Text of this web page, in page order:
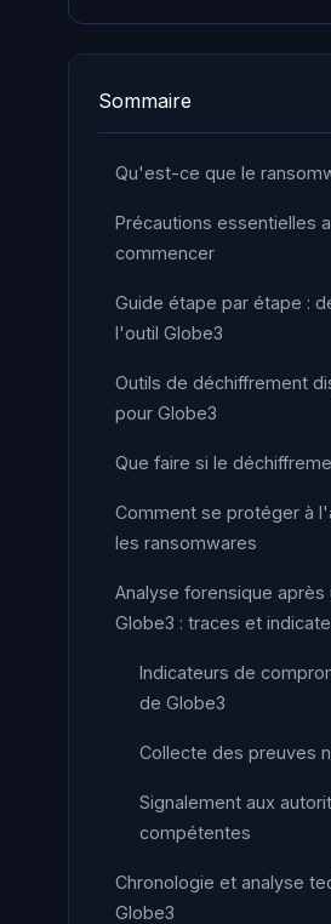
Sommaire
Qu'est-ce que le
Précautions essentielles
commencer
Guide étape par étape :
l'outil Globe3
Outils de déchiffrement
pour Globe3
Que faire si le
Comment se protéger à
les ransomwares
Analyse forensique après
Globe3 : traces et
Indicateurs de
de Globe3
Collecte des preuves
Signalement aux
compétentes
Chronologie et analyse
Globe3